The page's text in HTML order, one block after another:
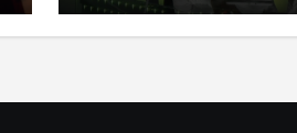
«Pulso Urbano»